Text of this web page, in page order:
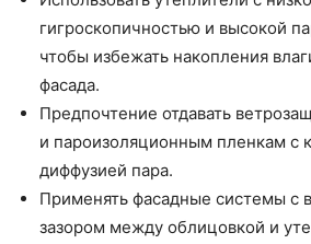
гигроскопичностью и высокой
чтобы избежать накопления
фасада.
Предпочтение отдавать
и пароизоляционным пленкам с
диффузией пара.
Применять фасадные системы с
зазором между облицовкой и